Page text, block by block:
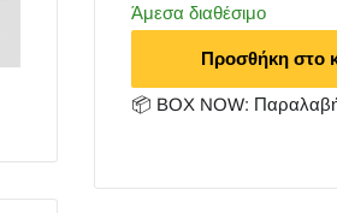
Άμεσα διαθέσιμο
Προσθήκη στο
📦 BOX NOW: